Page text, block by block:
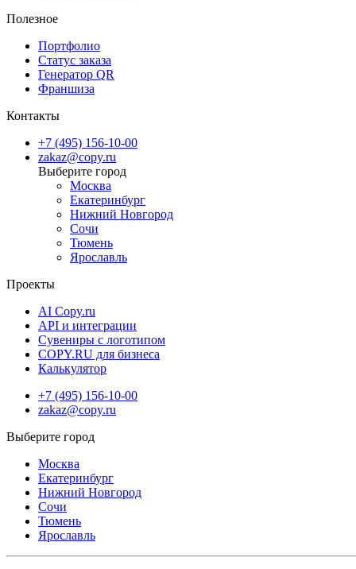
Полезное
Портфолио
Статус заказа
Генератор QR
Франшиза
Контакты
+7 (495) 156-10-00
zakaz@copy.ru
Москва
Екатеринбург
Нижний Новгород
Сочи
Тюмень
Ярославль
Проекты
AI Copy.ru
API и интеграции
Сувениры с логотипом
COPY.RU для бизнеса
Калькулятор
+7 (495) 156-10-00
zakaz@copy.ru
Москва
Екатеринбург
Нижний Новгород
Сочи
Тюмень
Ярославль